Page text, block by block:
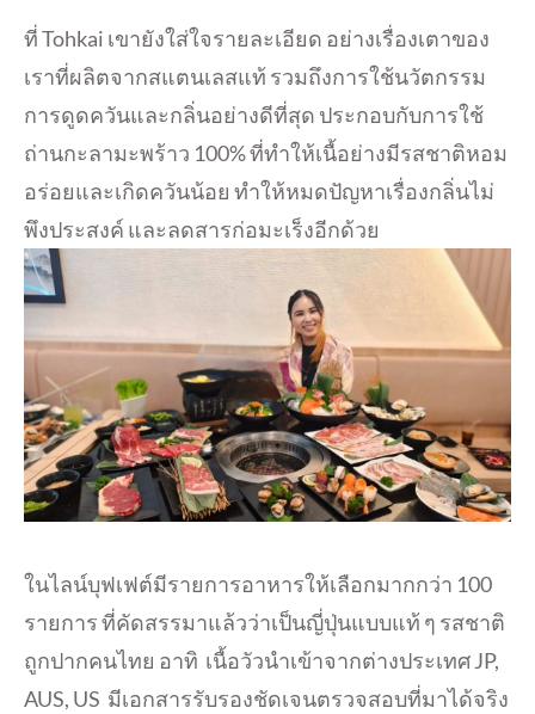
ที่ Tohkai เขายังใส่ใจรายละเอียด อย่างเรื่องเตาของ
เราที่ผลิตจากสแตนเลสแท้ รวมถึงการใช้นวัตกรรม
การดูดควันและกลิ่นอย่างดีที่สุด ประกอบกับการใช้
ถ่านกะลามะพร้าว 100% ที่ทำให้เนื้อย่างมีรสชาติหอม
อร่อยและเกิดควันน้อย ทำให้หมดปัญหาเรื่องกลิ่นไม่
พึงประสงค์ และลดสารก่อมะเร็งอีกด้วย
ในไลน์บุฟเฟต์มีรายการอาหารให้เลือกมากกว่า 100
รายการ ที่คัดสรรมาแล้วว่าเป็นญี่ปุ่นแบบแท้ ๆ รสชาติ
ถูกปากคนไทย อาทิ เนื้อวัวนำเข้าจากต่างประเทศ JP,
AUS, US มีเอกสารรับรองชัดเจนตรวจสอบที่มาได้จริง